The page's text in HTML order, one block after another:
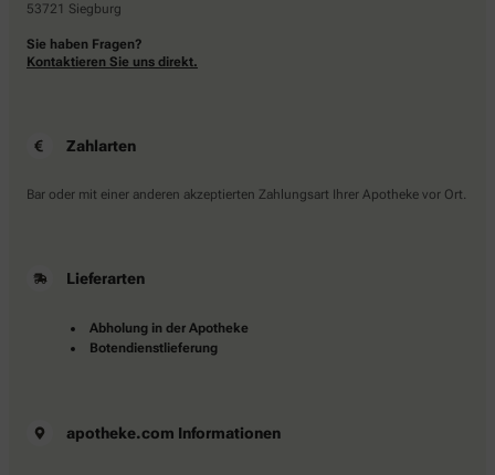
53721 Siegburg
Sie haben Fragen?
Kontaktieren Sie uns direkt.
Zahlarten
Bar oder mit einer anderen akzeptierten Zahlungsart Ihrer Apotheke vor Ort.
Lieferarten
Abholung in der Apotheke
Botendienstlieferung
apotheke.com Informationen